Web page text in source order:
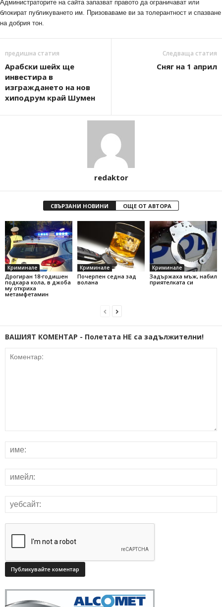
Администраторите на сайта запазват правото да ограничават или
блокират публикуването им. Призоваваме ви за толерантност и спазване
на добрия тон.
предишна статия
Арабски шейх ще
инвестира в
изграждането на нов
хиподрум край Шумен
Следваща статия
Сняг на 1 април
redaktor
СВЪРЗАНИ НОВИНИ ОЩЕ ОТ АВТОРА
Криминале
Дрогиран 18-годишен
подкара кола, в джоба
му откриха
метамфетамин
Криминале
Почерпен седна зад
волана
Криминале
Задържаха мъж, набил
приятелката си
ВАШИЯТ КОМЕНТАР - Полетата НЕ са задължителни!